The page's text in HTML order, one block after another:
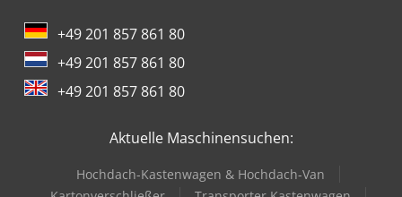
+49 201 857 861 80
+49 201 857 861 80
+49 201 857 861 80
Aktuelle Maschinensuchen:
Hochdach-Kastenwagen & Hochdach-Van